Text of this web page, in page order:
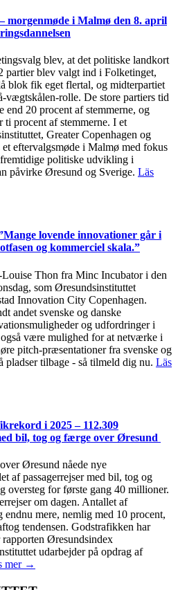
morgenmøde i Malmø den 8. april
blev, at det politiske landkort
partier blev valgt ind i Folketinget,
blok fik eget flertal, og midterpartiet
vægtskålen-rolle. De store partiers tid
20 procent af stemmerne, og
procent af stemmerne. I et
Greater Copenhagen og
eftervalgsmøde i Malmø med fokus
politiske udvikling i
påvirke Øresund og Sverige. Läs
lovende innovationer går i
og kommerciel skala.”
Thon fra Minc Incubator i den
som Øresundsinstituttet
Innovation City Copenhagen.
andet svenske og danske
og udfordringer i
være mulighed for at netværke i
pitch-præsentationer fra svenske og
pladser tilbage - så tilmeld dig nu. Läs
i 2025 – 112.309
bil, tog og færge over Øresund
Øresund nåede nye
af passagerrejser med bil, tog og
oversteg for første gang 40 millioner.
om dagen. Antallet af
endnu mere, nemlig med 10 procent,
tendensen. Godstrafikken har
Øresundsindex
udarbejder på opdrag af
mer →